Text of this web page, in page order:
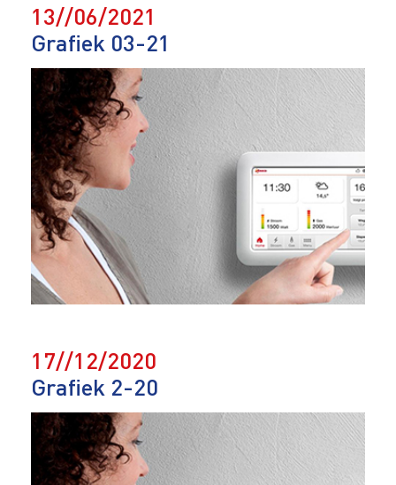
13//06/2021
Grafiek 03-21
17//12/2020
Grafiek 2-20